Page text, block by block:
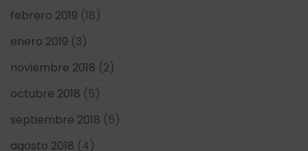
febrero 2019 (18)
enero 2019 (3)
noviembre 2018 (2)
octubre 2018 (5)
septiembre 2018 (5)
agosto 2018 (4)